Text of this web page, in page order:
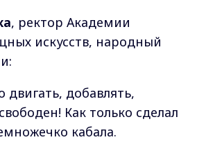
, ректор Академии
искусств, народный
добавлять,
Как только сделал
кабала.